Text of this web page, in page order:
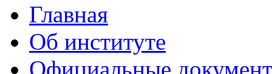
Главная
Об институте
Официальные